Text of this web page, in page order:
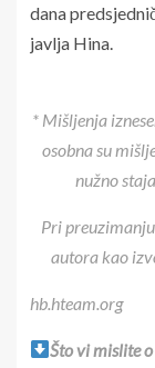
dana
javlja Hina.
* Mišljenja
osobna su
nužno
Pri
autora kao
hb.hteam.org
Što vi mislite